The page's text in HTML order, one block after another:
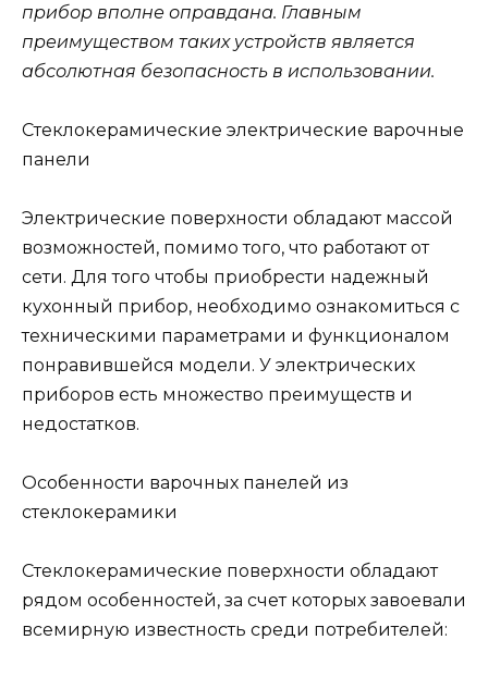
прибор вполне оправдана. Главным
преимуществом таких устройств является
абсолютная безопасность в использовании.
Стеклокерамические электрические варочные
панели
Электрические поверхности обладают массой
возможностей, помимо того, что работают от
сети. Для того чтобы приобрести надежный
кухонный прибор, необходимо ознакомиться с
техническими параметрами и функционалом
понравившейся модели. У электрических
приборов есть множество преимуществ и
недостатков.
Особенности варочных панелей из
стеклокерамики
Стеклокерамические поверхности обладают
рядом особенностей, за счет которых завоевали
всемирную известность среди потребителей: